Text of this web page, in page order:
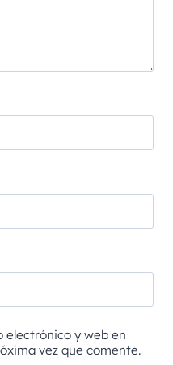
electrónico y web en
vez que comente.